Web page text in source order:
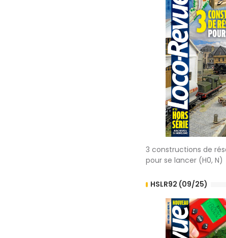
3 constructions de
pour se lancer (H0, N)
HSLR92 (09/25)